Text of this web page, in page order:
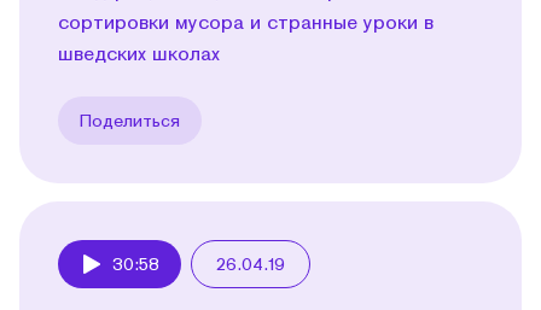
сортировки мусора и странные уроки в
шведских школах
Поделиться
30:58 26.04.19